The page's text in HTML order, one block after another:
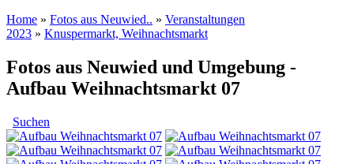
Home » Fotos aus Neuwied.. » Veranstaltungen
2023 » Knuspermarkt, Weihnachtsmarkt
Fotos aus Neuwied und Umgebung -
Aufbau Weihnachtsmarkt 07
Suchen